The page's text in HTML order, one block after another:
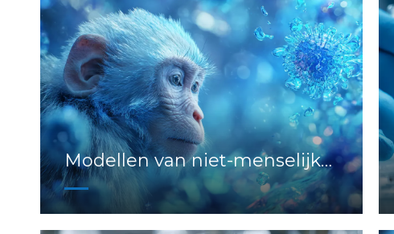
Modellen van niet-menselijke
primaten (NHP).